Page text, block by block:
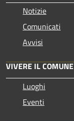
Notizie
Comunicati
Avvisi
VIVERE IL COMUNE
Luoghi
Eventi